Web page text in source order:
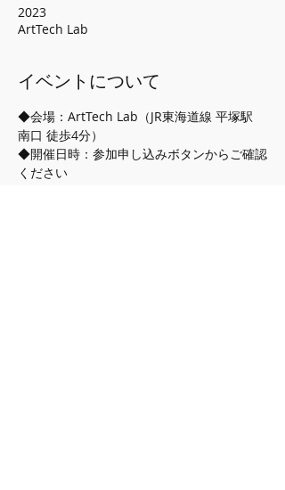
2023
ArtTech Lab
イベントについて
◆会場：ArtTech Lab（JR東海道線 平塚駅
南口 徒歩4分）
◆開催日時：参加申し込みボタンからご確認
ください